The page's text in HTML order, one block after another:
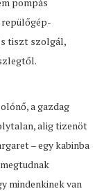
tiszt szolgál,
a gazdag
alig tizenöt
– egy kabinba
mindenkinek van